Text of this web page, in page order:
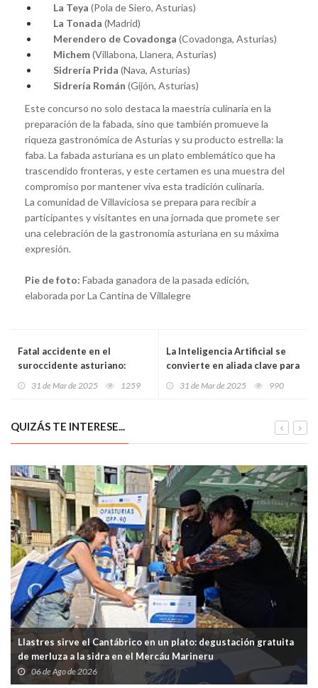
La Teya (Pola de Siero, Asturias)
La Tonada (Madrid)
Merendero de Covadonga (Covadonga, Asturias)
Michem(Villabona, Llanera, Asturias)
Sidrería Prida (Nava, Asturias)
Sidrería Román (Gijón, Asturias)
Este concurso no solo destaca la maestría culinaria en la
preparación de la fabada, sino que también promueve la
riqueza gastronómica de Asturias y su producto estrella: la
faba. La fabada asturiana es un plato emblemático que ha
trascendido fronteras, y este certamen es una muestra del
compromiso por mantener viva esta tradición culinaria.
La comunidad de Villaviciosa se prepara para recibir a
participantes y visitantes en una jornada que promete ser
una celebración de la gastronomía asturiana en su máxima
expresión.
Pie de foto: Fabada ganadora de la pasada edición,
elaborada por La Cantina de Villalegre
Fatal accidente en el
suroccidente asturiano:
31 de Mar de 2025 1259
La Inteligencia Artificial se
convierte en aliada clave para
31 de Mar de 2025 990
QUIZÁS TE INTERESE...
Llastres sirve el Cantábrico en un plato: degustación gratuita
de merluza a la sidra en el Mercáu Marineru
06 de Ago de 2026